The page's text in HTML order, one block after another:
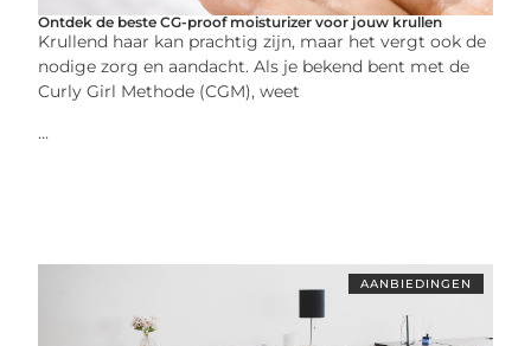
Ontdek de beste CG-proof moisturizer voor jouw krullen
Krullend haar kan prachtig zijn, maar het vergt ook de
nodige zorg en aandacht. Als je bekend bent met de
Curly Girl Methode (CGM), weet
...
AANBIEDINGEN